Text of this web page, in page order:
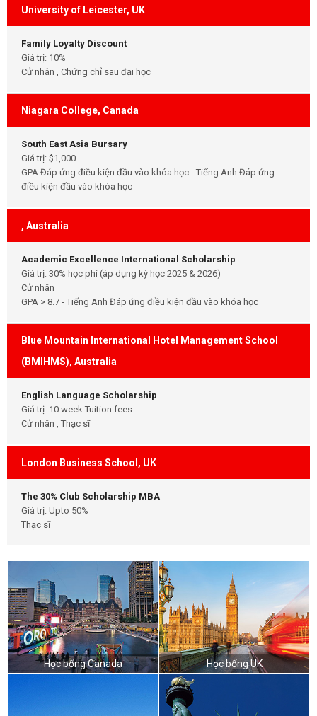
University of Leicester, UK
Family Loyalty Discount
Giá trị: 10%
Cử nhân , Chứng chỉ sau đại học
Niagara College, Canada
South East Asia Bursary
Giá trị: $1,000
GPA Đáp ứng điều kiện đầu vào khóa học - Tiếng Anh Đáp ứng
điều kiện đầu vào khóa học
, Australia
Academic Excellence International Scholarship
Giá trị: 30% học phí (áp dụng kỳ học 2025 & 2026)
Cử nhân
GPA > 8.7 - Tiếng Anh Đáp ứng điều kiện đầu vào khóa học
Blue Mountain International Hotel Management School
(BMIHMS), Australia
English Language Scholarship
Giá trị: 10 week Tuition fees
Cử nhân , Thạc sĩ
London Business School, UK
The 30% Club Scholarship MBA
Giá trị: Upto 50%
Thạc sĩ
Học bổng Canada Học bổng UK